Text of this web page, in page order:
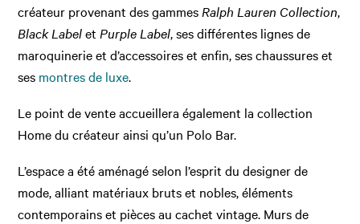
créateur provenant des gammes Ralph Lauren Collection,
Black Labelet Purple Label, ses différentes lignes de
maroquinerie et d’accessoires et enfin, ses chaussures et
ses montres de luxe.
Le point de vente accueillera également la collection
Home du créateur ainsi qu’un Polo Bar.
L’espace a été aménagé selon l’esprit du designer de
mode, alliant matériaux bruts et nobles, éléments
contemporains et pièces au cachet vintage. Murs de